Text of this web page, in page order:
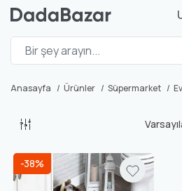
Anasayfa Ürünler Süpermarket
-38%